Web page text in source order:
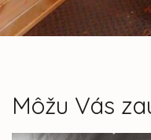
Môžu Vás